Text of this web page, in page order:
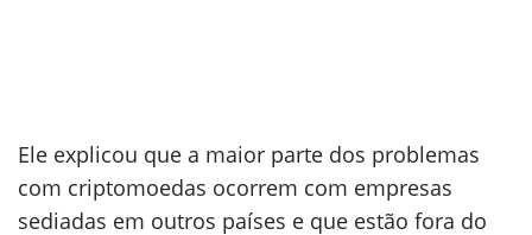
Ele explicou que a maior parte dos problemas
com criptomoedas ocorrem com empresas
sediadas em outros países e que estão fora do